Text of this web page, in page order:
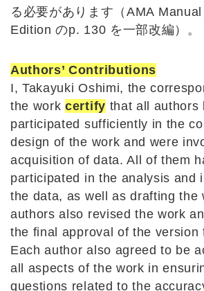
る必要があります（AMA
Edition のp. 130 を一部改編）。
Authors’ Contributions
I, Takayuki Oshimi, the
the workcertify that all authors
participated sufficiently in the
design of the work and were
acquisition of data. All of them
participated in the analysis and
the data, as well as drafting the
authors also revised the work
the final approval of the version
Each author also agreed to be
all aspects of the work in
questions related to the